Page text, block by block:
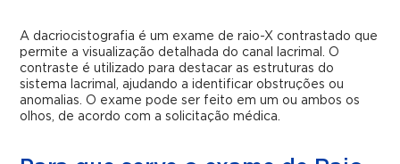
A dacriocistografia é um exame de raio-X contrastado que
permite a visualização detalhada do canal lacrimal. O
contraste é utilizado para destacar as estruturas do
sistema lacrimal, ajudando a identificar obstruções ou
anomalias. O exame pode ser feito em um ou ambos os
olhos, de acordo com a solicitação médica.